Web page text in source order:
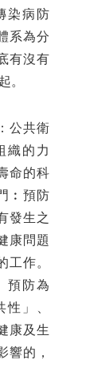
染病防
系為分
有沒有
。
公共衛
織的力
命的科
︰預防
發生之
康問題
工作。
預防為
」、
康及生
響的，